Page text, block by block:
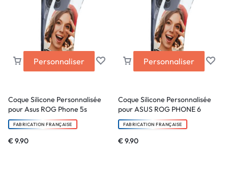
Personnaliser
Coque Silicone Personnalisée
pour Asus ROG Phone 5s
FABRICATION FRANÇAISE
€9.90
Personnaliser
Coque Silicone Personnalisée
pour ASUS ROG PHONE 6
FABRICATION FRANÇAISE
€9.90